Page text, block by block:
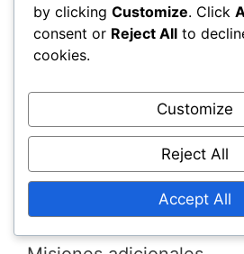
puede alterar
jugador hacia las misiones y
puede mejorar la
jugadores pueden querer
estilos de juego y arcos de
característica añade una
variedad, haciendo que cada
by clicking Customize. Click
consent or Reject All to
cookies.
Customize
Reject All
Accept All